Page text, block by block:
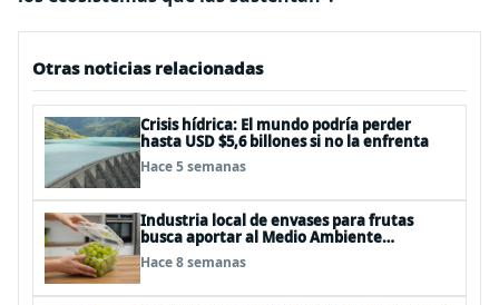
Otras noticias relacionadas
Crisis hídrica: El mundo podría perder
hasta USD $5,6 billones si no la enfrenta
Hace 5 semanas
Industria local de envases para frutas
busca aportar al Medio Ambiente
reduciendo el uso de plástico en sus
productos
Hace 8 semanas